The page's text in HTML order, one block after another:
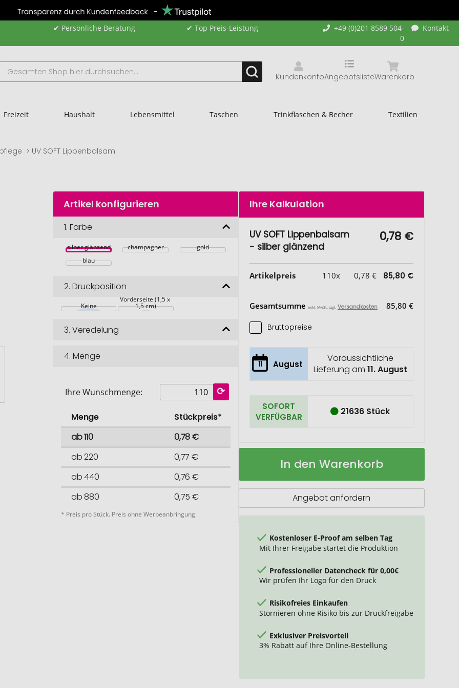
✔ Persönliche Beratung ✔ Top Preis-Leistung
+49 (0)201 8589 504-
0
Kontakt
Kundenkonto Warenkorb
Angebotsliste
Freizeit Haushalt Lebensmittel Taschen Trinkflaschen & Becher Textilien
UV SOFT Lippenbalsam
Artikel konfigurieren
1.Farbe
silber glänzend champagner
gold
blau
2.Druckposition
Keine
Vorderseite (1,5 x
1,5 cm)
3.Veredelung
4.Menge
Ihre Wunschmenge:
Menge
Stückpreis*
ab 110
0,78 €
ab 220
0,77 €
ab 440
0,76 €
ab 880
0,75 €
* Preis pro Stück. Preis ohne Werbeanbringung
Ihre Kalkulation
UV SOFT Lippenbalsam
- silber glänzend
0,78 €
Artikelpreis 110x 0,78 € 85,80 €
Gesamtsumme exkl. MwSt. zzgl. Versandkosten 85,80 €
Bruttopreise
11 August
Voraussichtliche
Lieferung am 11. August
SOFORT
VERFÜGBAR
21636 Stück
UV
Auf
In den Warenkorb
Angebot anfordern
Kostenloser E-Proof am selben Tag
Mit Ihrer Freigabe startet die Produktion
Professioneller Datencheck für 0,00€
Wir prüfen Ihr Logo für den Druck
Risikofreies Einkaufen
Stornieren ohne Risiko bis zur Druckfreigabe
Exklusiver Preisvorteil
3% Rabatt auf Ihre Online-Bestellung